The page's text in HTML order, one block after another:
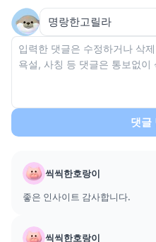
댓글
씩씩한호랑이
좋은 인사이트 감사합니다.
씩씩한호랑이